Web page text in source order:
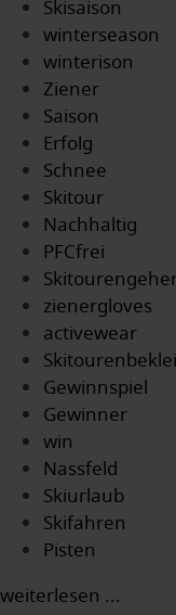
Skisaison
winterseason
winterison
Ziener
Saison
Erfolg
Schnee
Skitour
Nachhaltig
PFCfrei
zienergloves
activewear
Gewinnspiel
Gewinner
win
Nassfeld
Skiurlaub
Skifahren
Pisten
weiterlesen ...